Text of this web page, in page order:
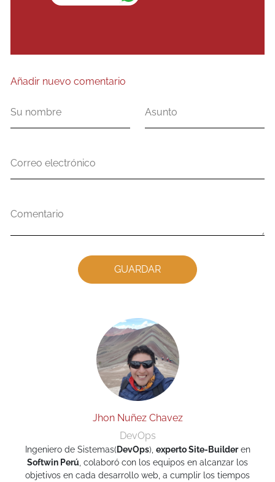
Jhon Nuñez Chavez
DevOps
Ingeniero de Sistemas(DevOps), experto Site-Builderen
Softwin Perú , colaboró con los equipos en alcanzar los
objetivos en cada desarrollo web, a cumplir los tiempos
Añadir nuevo comentario
nombre
electrónico